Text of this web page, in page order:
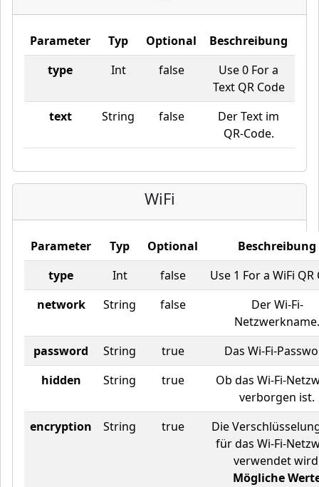
Parameter Typ Optional
Beschreibung
type
Int false
Use 0 For a
Text QR Code
text
String false
Der Text im
QR-Code.
WiFi
Parameter Typ Optional
Beschreibung
type
Int false
Use 1 For a WiFi QR
network
String false
Der Wi-Fi-
Netzwerkname.
password
String true
Das Wi-Fi-
hidden
String true
Ob das Wi-Fi-
verborgen ist.
encryption
String true
Die
für das Wi-Fi-
verwendet
Mögliche